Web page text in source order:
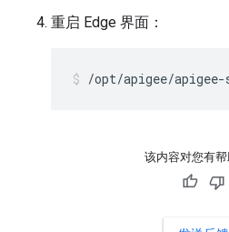
重启 Edge 界面：
/opt/apigee/
该内容对您有帮